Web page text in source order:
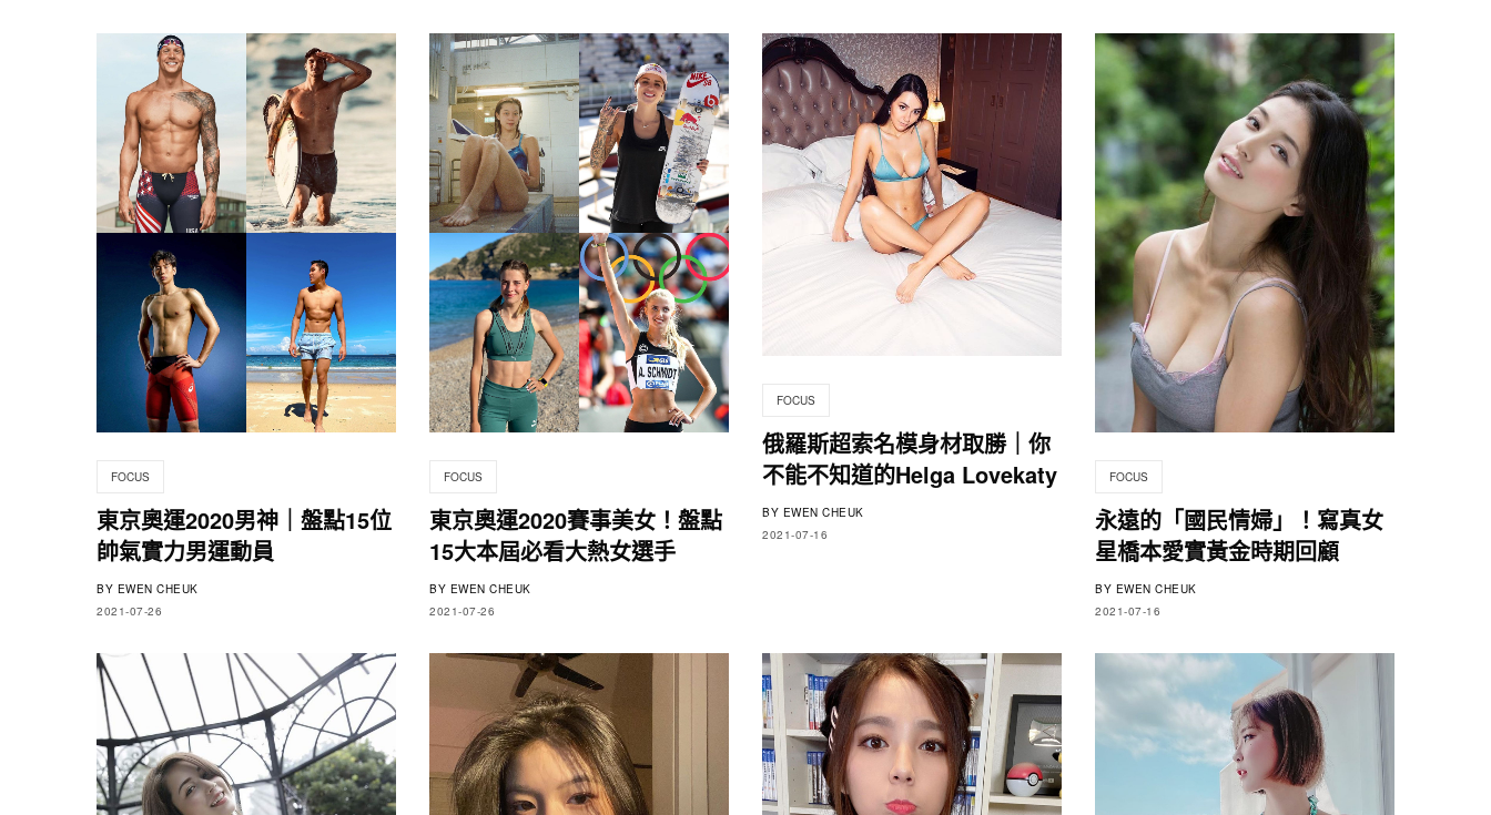
FOCUS
東京奧運2020男神｜盤點15位
帥氣實力男運動員
BY EWEN CHEUK
2021-07-26
FOCUS
東京奧運2020賽事美女！盤點
15大本屆必看大熱女選手
BY EWEN CHEUK
2021-07-26
FOCUS
俄羅斯超索名模身材取勝｜你
不能不知道的Helga Lovekaty
BY EWEN CHEUK
2021-07-16
FOCUS
永遠的「國民情婦」！寫真女
星橋本愛實黃金時期回顧
BY EWEN CHEUK
2021-07-16